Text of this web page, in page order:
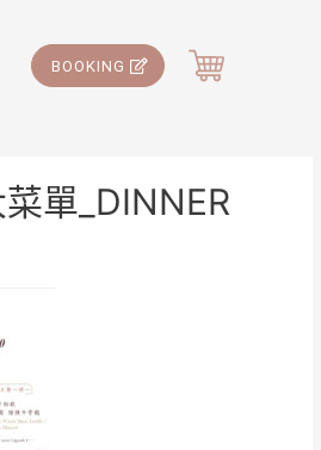
BOOKING
單_DINNER